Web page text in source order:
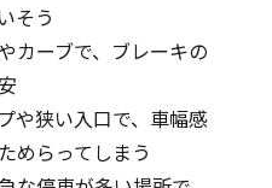
そう
カーブで、ブレーキの
や狭い入口で、車幅感
めらってしまう